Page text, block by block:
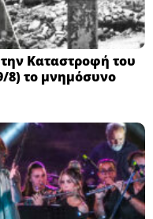
Καταστροφή του
8) το μνημόσυνο